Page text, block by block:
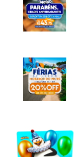
INFO
INFO
INFO